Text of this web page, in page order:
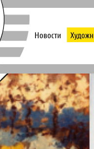
Новости